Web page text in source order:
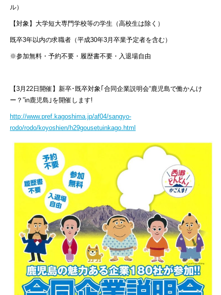
ル）
【対象】大学短大専門学校等の学生（高校生は除く）
既卒3年以内の求職者（平成30年3月卒業予定者を含む）
※参加無料・予約不要・履歴書不要・入退場自由
【3月22日開催】新卒･既卒対象｢合同企業説明会“鹿児島で働かんけ
ー？”in鹿児島｣を開催します!
http://www.pref.kagoshima.jp/af04/sangyo-
rodo/rodo/koyoshien/h29gousetuinkago.html